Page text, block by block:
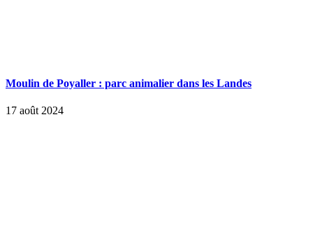
Moulin de Poyaller : parc animalier dans les Landes
17 août 2024